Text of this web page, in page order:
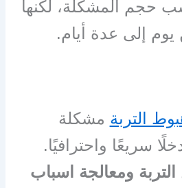
حجم المشكلة، لكنها
إلى عدة أيام.
التربة مشكلة
سريعًا واحترافيًا.
ومعالجة اسباب